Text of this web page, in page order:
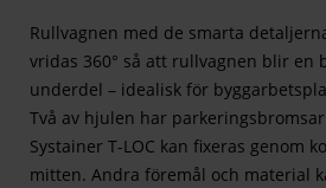
Rullvagnen med de smarta
vridas 360° så att rullvagnen blir en
underdel – idealisk för
Två av hjulen har
Systainer T-LOC kan fixeras genom
mitten. Andra föremål och material